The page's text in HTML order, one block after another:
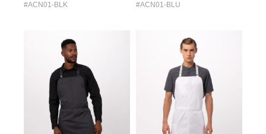
#ACN01-BLK #ACN01-BLU